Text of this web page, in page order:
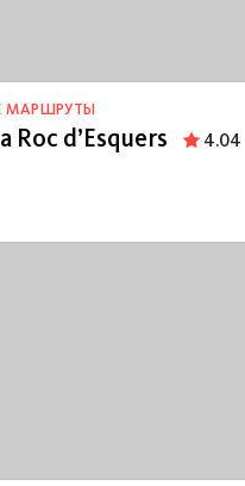
МАРШРУТЫ
Roc d’Esquers
4.04